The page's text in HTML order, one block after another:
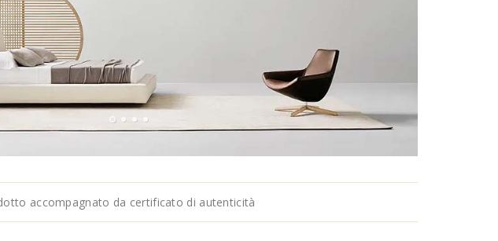
accompagnato da certificato di autenticità